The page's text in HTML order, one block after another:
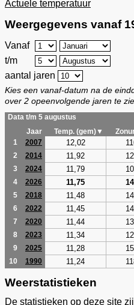
Actuele temperatuur
Weergegevens vanaf
Vanaf
t/m
aantal jaren
Kies een vanaf-datum na de
over 2 opeenvolgende jaren te
Data t/m 5 augustus
Jaar
Temp. (gem)▼
1
2007 12,02
2 2014 11,92
3 2024 11,79
4 2026 11,75
5 2018 11,48
6 2022 11,45
7 2020 11,44
8 2023 11,34
9 2025 11,28
10 1990 11,24
Weerstatistieken
De statistieken op deze site